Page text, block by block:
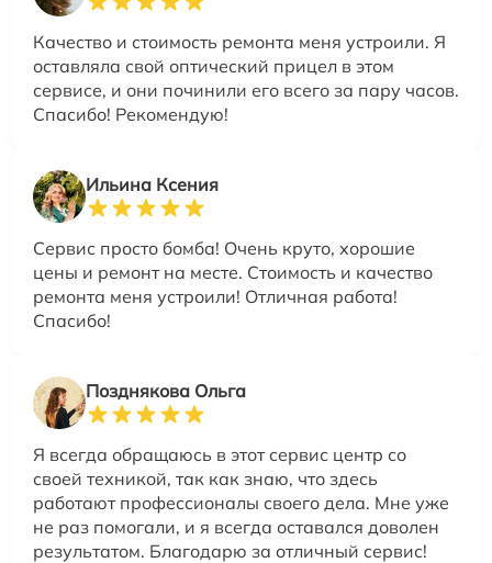
Качество и стоимость ремонта меня устроили. Я
оставляла свой оптический прицел в этом
сервисе, и они починили его всего за пару часов.
Спасибо! Рекомендую!
Ильина Ксения
Сервис просто бомба! Очень круто, хорошие
цены и ремонт на месте. Стоимость и качество
ремонта меня устроили! Отличная работа!
Спасибо!
Позднякова Ольга
Я всегда обращаюсь в этот сервис центр со
своей техникой, так как знаю, что здесь
работают профессионалы своего дела. Мне уже
не раз помогали, и я всегда оставался доволен
результатом. Благодарю за отличный сервис!